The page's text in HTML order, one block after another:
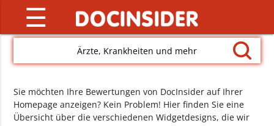
☰
Ärzte, Krankheiten und mehr
Sie möchten Ihre Bewertungen von DocInsider auf Ihrer
Homepage anzeigen? Kein Problem! Hier finden Sie eine
Übersicht über die verschiedenen Widgetdesigns, die wir